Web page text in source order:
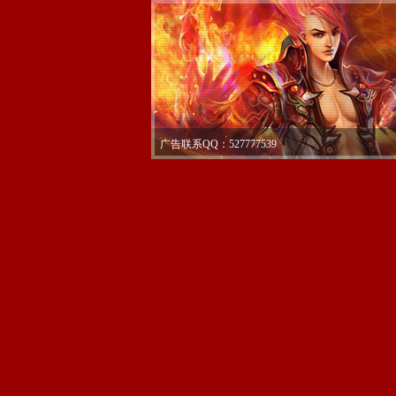
广告联系QQ：527777539